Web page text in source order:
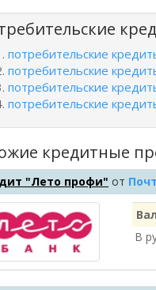
потребительские
потребительские
потребительские
потребительские
кредитные
"Лето профи" от
В